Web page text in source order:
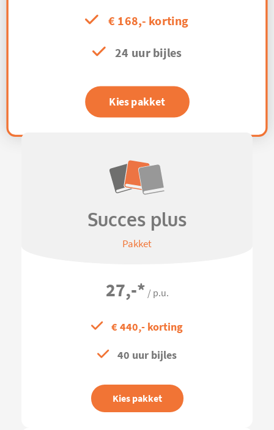
€ 168,- korting
24 uur bijles
Kies pakket
Succes plus
Pakket
27,-* / p.u.
€ 440,- korting
40 uur bijles
Kies pakket